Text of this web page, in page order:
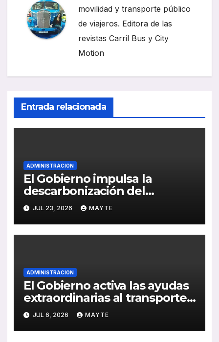
movilidad y transporte público
de viajeros. Editora de las
revistas Carril Bus y City
Motion
Entrada relacionada
ADMINISTRACION
El Gobierno impulsa la
descarbonización del
transporte por carretera con
nuevos objetivos para
combustibles renovables
JUL 23, 2026 MAYTE
ADMINISTRACION
El Gobierno activa las ayudas
extraordinarias al transporte
por carretera para compensar
el impacto de la crisis en
Oriente Medio
JUL 6, 2026 MAYTE